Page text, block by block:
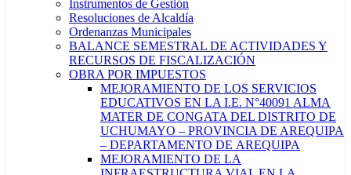
Instrumentos de Gestión
Resoluciones de Alcaldía
Ordenanzas Municipales
BALANCE SEMESTRAL DE ACTIVIDADES Y
RECURSOS DE FISCALIZACIÓN
OBRA POR IMPUESTOS
MEJORAMIENTO DE LOS SERVICIOS
EDUCATIVOS EN LA I.E. N°40091 ALMA
MATER DE CONGATA DEL DISTRITO DE
UCHUMAYO – PROVINCIA DE AREQUIPA
– DEPARTAMENTO DE AREQUIPA
MEJORAMIENTO DE LA